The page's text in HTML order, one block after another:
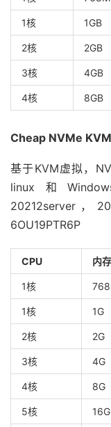
1核 1GB
2核 2GB
3核 4GB
4核 8GB
Cheap NVMe
基于KVM虚拟，
linux和
20212server，
6OU19PTR6P
CPU 内存
1核
1核 1G
2核 2G
3核 4G
4核 8G
5核 16G